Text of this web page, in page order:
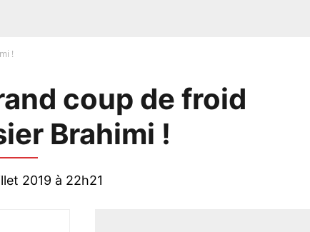
!
coup de froid
Brahimi !
2019 à 22h21